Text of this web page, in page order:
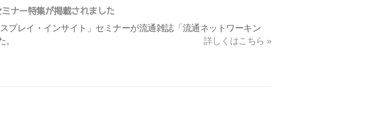
ナー特集が掲載されました
プレイ・インサイト」セミナーが流通雑誌「流通ネットワーキン
詳しくはこちら »